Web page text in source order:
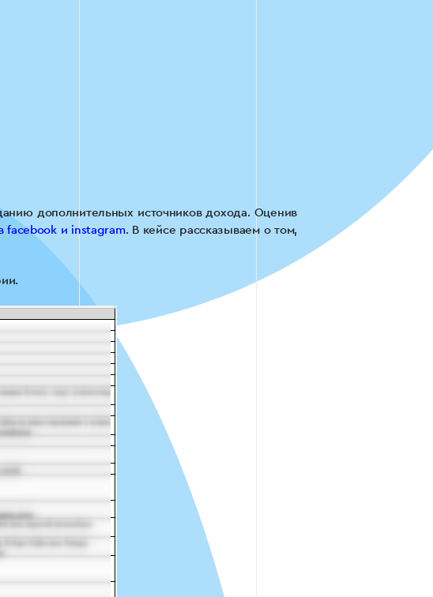
дополнительных источников дохода. Оценив
facebook и instagram. В кейсе рассказываем о том,